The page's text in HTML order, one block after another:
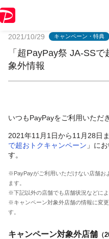
2021/10/29 キャンペーン・特典
「超PayPay祭 JA-SS
象外情報
いつもPayPayをご利用いただ
2021年11月1日から11月28日
で超おトクキャンペーン 」に
す。
※PayPayがご利用いただけない店舗お
ます。
※下記以外の店舗でも店舗状況などに
※キャンペーン対象外店舗の情報に変
す。
キャンペーン対象外店舗 （